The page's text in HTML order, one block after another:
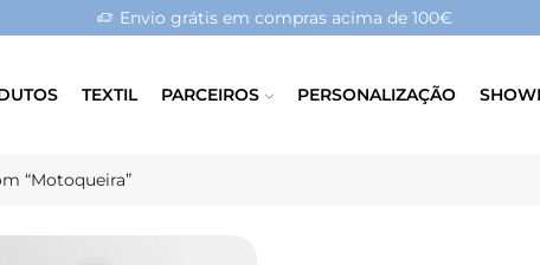
Envio grátis em compras acima de 100€
TEXTIL PARCEIROS PERSONALIZAÇÃO
“Motoqueira”